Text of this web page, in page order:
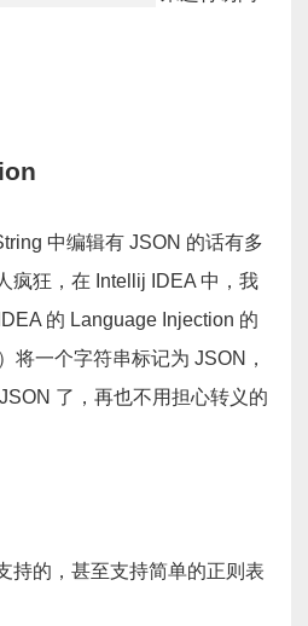
中编辑有 JSON 的话有多
疯狂，在 Intellij IDEA 中，我
的 Language Injection 的
）将一个字符串标记为 JSON，
了，再也不用担心转义的
持的，甚至支持简单的正则表